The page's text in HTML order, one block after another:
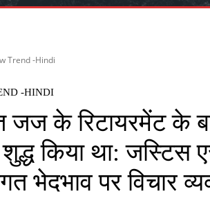
Trend -Hindi
-HINDI
जज के रिटायरमेंट के
किया था: जस्टिस
भेदभाव पर विचार